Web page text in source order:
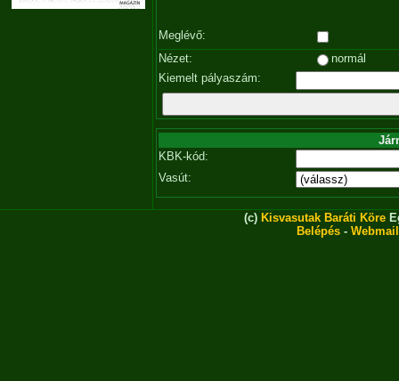
Meglévő:
Nézet:
normál
Kiemelt pályaszám:
KBK-kód:
Vasút:
(c) Kisvasutak Baráti Köre
Belépés - Webmail